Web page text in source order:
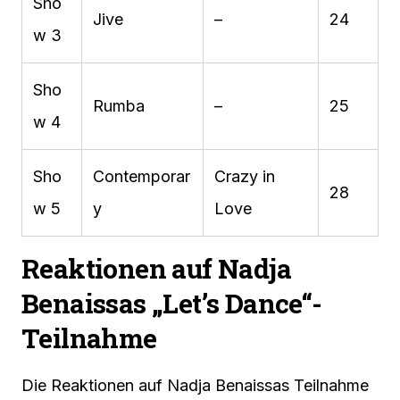
w 3
Jive – 24
Sho
w 4
Rumba – 25
Sho
w 5
Contemporar
y
Crazy in
Love
28
Reaktionen auf Nadja
Benaissas „Let’s Dance“-
Teilnahme
Die Reaktionen auf Nadja Benaissas Teilnahme